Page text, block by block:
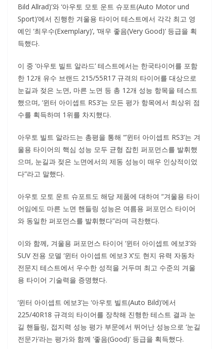
Bild Allrad)’와 ‘아우토 모토 운트 슈포트(Auto Motor und
Sport)’에서 진행한 겨울용 타이어 테스트에서 각각 최고 영
예인 ‘최우수(Exemplary)’, ‘매우 좋음(Very Good)’ 등급을 획
득했다.
이 중 ‘아우토 빌트 알라드’ 테스트에서는 한국타이어를 포함
한 12개 유수 브랜드 215/55R17 규격의 타이어를 대상으로
눈길과 젖은 노면, 마른 노면 등 총 12개 성능 항목을 테스트
했으며, ‘윈터 아이셉트 RS3’는 모든 평가 항목에서 최상위 점
수를 획득하며 1위를 차지했다.
아우토 빌트 알라드는 총평을 통해 “’윈터 아이셉트 RS3’는 겨
울용 타이어의 핵심 성능 모두 균형 잡힌 퍼포먼스를 발휘했
으며, 눈길과 젖은 노면에서의 제동 성능이 매우 인상적이었
다”라고 말했다.
아우토 모토 운트 슈포트도 해당 제품에 대하여 “겨울용 타이
어임에도 마른 노면 핸들링 성능은 여름용 퍼포먼스 타이어
와 동일한 퍼포먼스를 발휘했다”라며 극찬했다.
이와 함께, 겨울용 퍼포먼스 타이어 ‘윈터 아이셉트 에보3’와
SUV 전용 모델 ‘윈터 아이셉트 에보3 X’도 현지 유력 자동차
전문지 테스트에서 우수한 성적을 거두며 최고 수준의 겨울
용 타이어 기술력을 증명했다.
‘윈터 아이셉트 에보3’는 ‘아우토 빌트(Auto Bild)’에서
225/40R18 규격의 타이어를 장착해 진행한 테스트 결과 눈
길 핸들링, 접지력 성능 평가 부문에서 뛰어난 성능으로 ‘눈길
전문가’라는 평가와 함께 ‘좋음(Good)’ 등급을 획득했다.